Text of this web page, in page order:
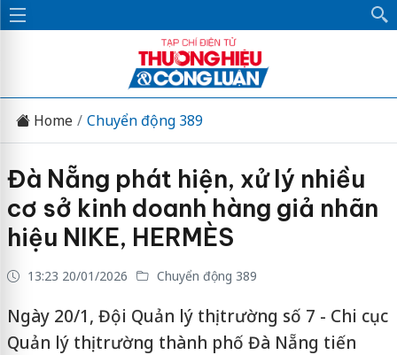
Home Chuyển động 389
Đà Nẵng phát hiện, xử lý nhiều
cơ sở kinh doanh hàng giả nhãn
hiệu NIKE, HERMÈS
13:23 20/01/2026 Chuyển động 389
Ngày 20/1, Đội Quản lý thị trường số 7 - Chi cục
Quản lý thị trường thành phố Đà Nẵng tiến